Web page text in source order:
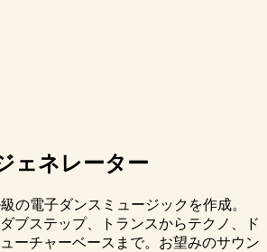
ェネレーター
の電子ダンスミュージックを作成。
ブステップ、トランスからテクノ、ド
ーチャーベースまで。お望みのサウン